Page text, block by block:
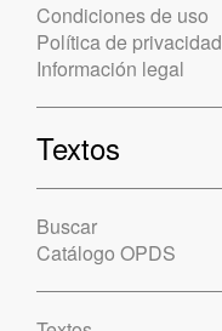
Condiciones de uso
Política de privacidad
Información legal
Textos
Buscar
Catálogo OPDS